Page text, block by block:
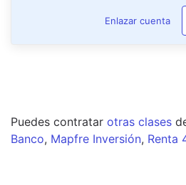
Enlazar cuenta
Puedes contratar otras clases
Banco, Mapfre Inversión, Renta